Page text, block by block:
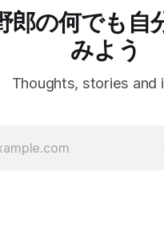
服薬が予想されるし、状況が
副作用が出そう。服薬は絶対
ナがやりたくなったら走れる
た。 2024年 多分だけど、2024年の
、初心者歓迎を明言している
ではない隔月開催の大会に混
もできるよって聞いて、10月
郎の何でも自
みよう
Thoughts, stories and